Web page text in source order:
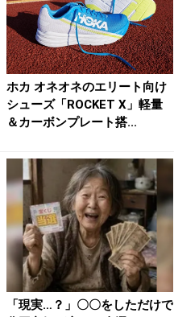
ホカ オネオネのエリート向け
シューズ「ROCKET X」軽量
＆カーボンプレート搭...
「現実…？」〇〇をしただけで